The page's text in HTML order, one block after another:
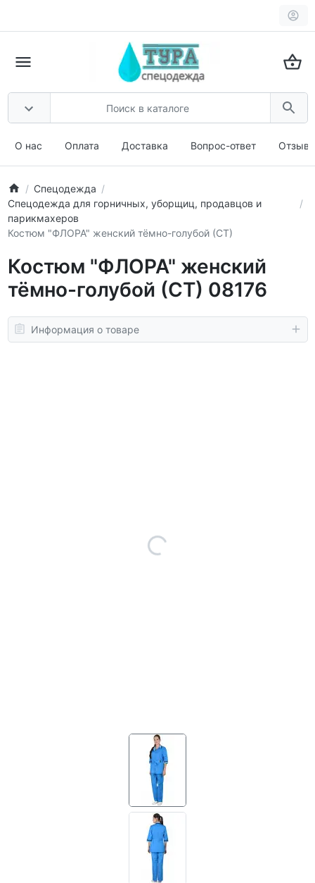
О нас Оплата Доставка Вопрос-ответ
Спецодежда
Спецодежда для горничных, уборщиц, продавцов и
парикмахеров
Костюм "ФЛОРА" женский тёмно-голубой (СТ)
Костюм "ФЛОРА" женский
тёмно-голубой (СТ) 08176
Информация о товаре